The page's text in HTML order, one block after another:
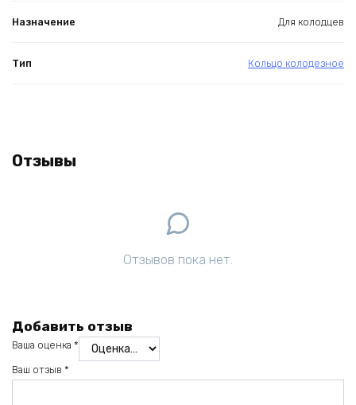
Назначение Для колодцев
Тип Кольцо колодезное
Отзывы
Отзывов пока нет.
Добавить отзыв
Ваша оценка *
Ваш отзыв *